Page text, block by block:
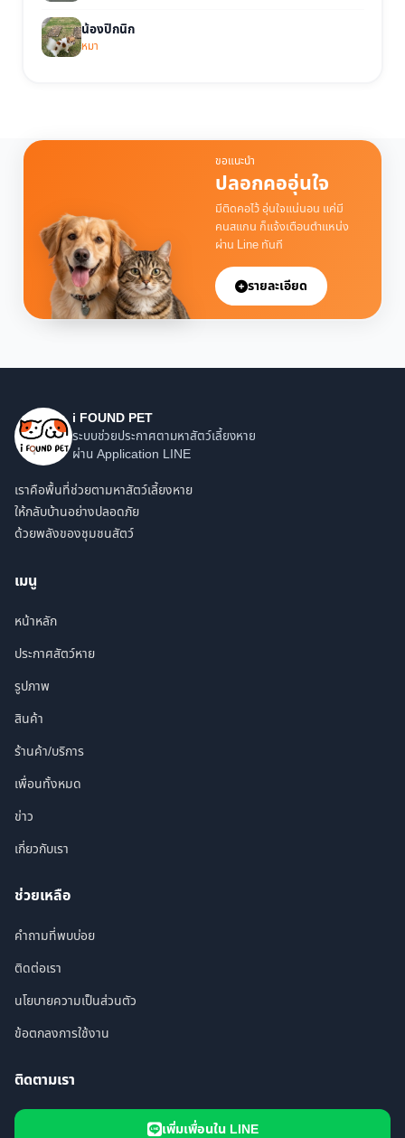
น้องปิกนิก
หมา
ขอแนะนำ
ปลอกคออุ่นใจ
มีติดคอไว้ อุ่นใจแน่นอน แค่มี
คนสแกน ก็แจ้งเตือนตำแหน่ง
ผ่าน Line ทันที
รายละเอียด
i FOUND PET
ระบบช่วยประกาศตามหาสัตว์เลี้ยงหาย
ผ่าน Application LINE
เราคือพื้นที่ช่วยตามหาสัตว์เลี้ยงหาย
ให้กลับบ้านอย่างปลอดภัย
ด้วยพลังของชุมชนสัตว์
เมนู
หน้าหลัก
ประกาศสัตว์หาย
รูปภาพ
สินค้า
ร้านค้า/บริการ
เพื่อนทั้งหมด
ข่าว
เกี่ยวกับเรา
ช่วยเหลือ
คำถามที่พบบ่อย
ติดต่อเรา
นโยบายความเป็นส่วนตัว
ข้อตกลงการใช้งาน
ติดตามเรา
เพิ่มเพื่อนใน LINE